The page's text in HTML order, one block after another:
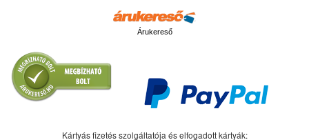
Árukereső
Kártyás fizetés szolgáltatója és elfogadott kártyák: